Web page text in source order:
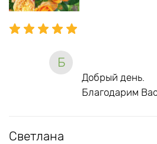
Б
Добрый день.
Благодарим
Светлана